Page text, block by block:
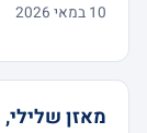
10 במאי 2026
מאזן